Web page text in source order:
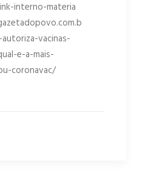
interno-materia
vacinas-
e-a-mais-
coronavac/